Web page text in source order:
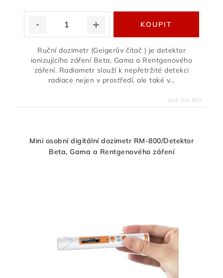
Ruční dozimetr (Geigerův čítač ) je detektor
ionizujícího záření Beta, Gama a Rentgenového
záření. Radiometr slouží k nepřetržité detekci
radiace nejen v prostředí, ale také v...
Kód: RM-900
Mini osobní digitální dozimetr RM-800/Detektor
Beta, Gama a Rentgenového záření